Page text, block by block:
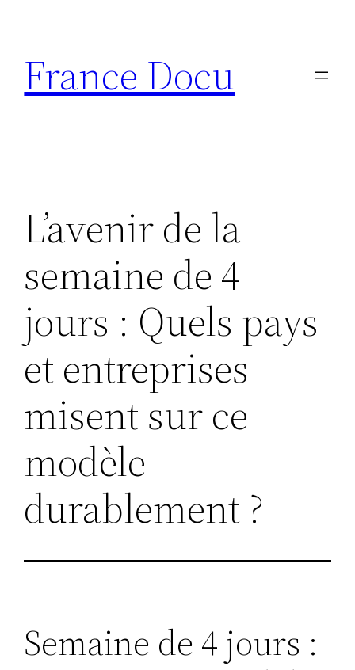
contenu
France Docu
L’avenir de la
semaine de 4
jours : Quels pays
et entreprises
misent sur ce
modèle
durablement ?
Semaine de 4 jours :